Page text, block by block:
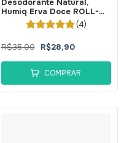
Desodorante Natural,
Humiq Erva Doce ROLL-
ON 60g - BellaPhytus
(4)
R$35,00 R$28,90
COMPRAR